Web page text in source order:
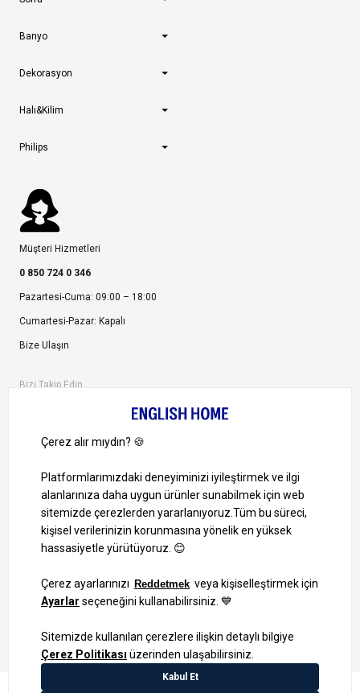
Banyo
Dekorasyon
Halı&Kilim
Philips
Müşteri Hizmetleri
0 850 724 0 346
Pazartesi-Cuma: 09:00 – 18:00
Cumartesi-Pazar: Kapalı
Bize Ulaşın
Bizi Takip Edin
1000 TL ve Üzeri Alışverişlerinizde Kargo Bedava!
Bilgi Toplum Hizmetleri
KVKK Veri İşleme Politikamız
Site Haritası